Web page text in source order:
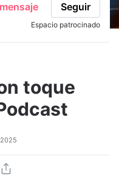
Seguir
Espacio patrocinado
toque